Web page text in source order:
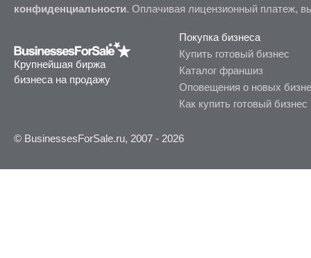
конфиденциальности. Оплачивая лицензионный платеж,
Крупнейшая биржа
бизнеса на продажу
Покупка бизнеса
Купить готовый бизнес
Каталог франшиз
Оповещения о новых
Как купить готовый бизнес
© BusinessesForSale.ru, 2007 - 2026